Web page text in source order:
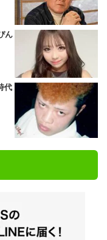
ん
代